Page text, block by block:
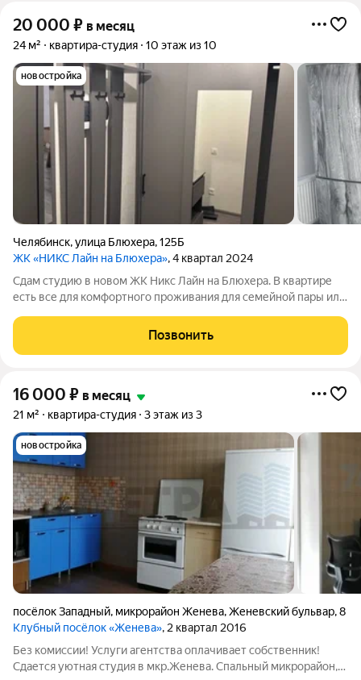
20 000 ₽ в месяц
24 м² квартира-студия 10 этаж из 10
новостройка
Челябинск,улица Блюхера,125Б
ЖК «НИКС Лайн на Блюхера», 4 квартал 2024
Сдам студию в новом ЖК Никс Лайн на Блюхера. В квартире
есть все для комфортного проживания для семейной пары или
необходимой инфраструктурой, заездом и выездом через
пропускную систему,
Позвонить
16 000 ₽ в месяц
21 м² квартира-студия 3 этаж из 3
новостройка
посёлок Западный, микрорайон Женева,Женевский бульвар,8
Клубный посёлок «Женева», 2 квартал 2016
Без комиссии! Услуги агентства оплачивает собственник!
Сдается уютная студия в мкр.Женева. Спальный микрорайон,